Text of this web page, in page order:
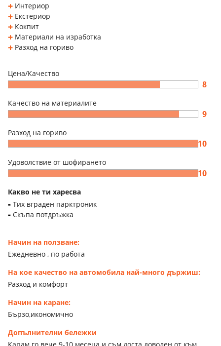
Интериор
Екстериор
Кокпит
Материали на изработка
Разход на гориво
Цена/Качество
8
Качество на материалите
9
Разход на гориво
10
Удоволствие от шофирането
10
Какво не ти харесва
Тих вграден парктроник
Скъпа потдръжка
Начин на ползване:
Ежедневно , по работа
На кое качество на автомобила най-много държиш:
Разход и комфорт
Начин на каране:
Бързо,икономично
Допълнителни бележки
Карам го вече 9-10 месеца и съм доста доволен от към